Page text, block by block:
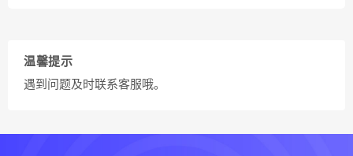
温馨提示
遇到问题及时联系客服哦。